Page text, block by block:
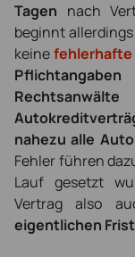
Tagen nach
beginnt
keine
Pflichtangaben
nahezu alle
Fehler führen
Lauf gesetzt
Vertrag also
eigentlichen